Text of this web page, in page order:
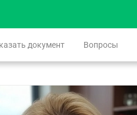
документ Вопросы